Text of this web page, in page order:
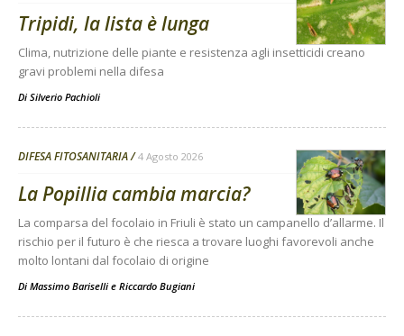
Tripidi, la lista è lunga
Clima, nutrizione delle piante e resistenza agli insetticidi creano
gravi problemi nella difesa
Di Silverio Pachioli
DIFESA FITOSANITARIA 4 Agosto 2026
La Popillia cambia marcia?
La comparsa del focolaio in Friuli è stato un campanello d’allarme. Il
rischio per il futuro è che riesca a trovare luoghi favorevoli anche
molto lontani dal focolaio di origine
Di Massimo Bariselli e Riccardo Bugiani